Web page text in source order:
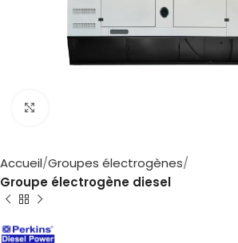
Accueil Groupes électrogènes
Groupe électrogène diesel